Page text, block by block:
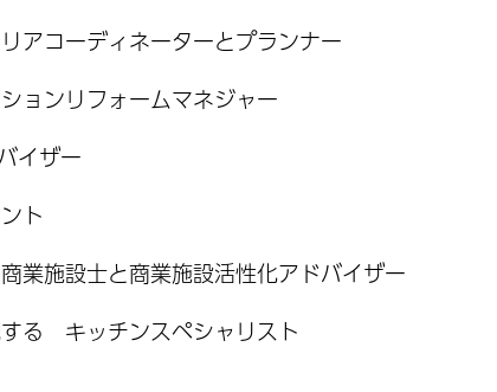
アコーディネーターとプランナー
ョンリフォームマネジャー
イザー
ト
施設士と商業施設活性化アドバイザー
る キッチンスペシャリスト